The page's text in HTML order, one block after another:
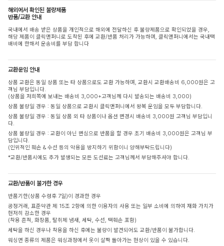
해외에서 확인된 불량제품
반품/교환 안내
국내에서 배송 받은 상품을 개인적으로 해외에 전달하신 후 불량제품으로 확인되었을 경우,
해당 제품이 클릭앤퍼니로 도착된 후에 교환/반품 처리가 가능하며, 클릭앤퍼니에서는 국내택
배비에 한해서 운송비를 부담 합니다
교환운임 안내
상품 교환은 동일 상품 또는 타 상품으로도 교환 가능하며, 교환시 교환배송비 6,000원은 고
객님 부담입니다.
(상품을 저희쪽에 보내는 배송비 3,000+고객님께 다시 발송되는 배송비 3,000)
상품 불량일 경우 : 동일 상품으로 교환시 클릭앤퍼니에서 왕복 운임을 모두 부담합니다.
상품 불량일 경우 : 동일 상품 외 타 상품이나 옵션 변경시 배송비 3,000원 고객님 부담입니
다.
상품 불량일 경우 : 교환이 아닌 변심으로 반품을 할 경우 초기 배송비 3,000원은 고객님 부
담입니다.
(인위적인 훼손 & 수선 등의 악용을 방지하기 위함이니 양해부탁드립니다)
*교환/반품시에도 추가 발생되는 모든 도선료는 고객님께서 부담해주셔야 합니다.
교환/반품이 불가한 경우
반품기한(상품 수령후 7일)이 경과한 경우
공정거래, 표준약관 제 15조 2항에 의한 이용자의 사용 또는 일부 소비에 의하여 재화 가치가
현저히 감소한 경우
(착용 흔적, 화장품, 탈취제 냄새, 세탁, 수선, 택훼손 포함)
세탁을 하신 경우나 착용을 하신 후에는 불량이 발견되어도 교환/반품이 불가합니다.
워싱면 종류의 제품은 워싱과정에서 옷이 살짝 돌아가는 현상이 있을 수 있습니다.